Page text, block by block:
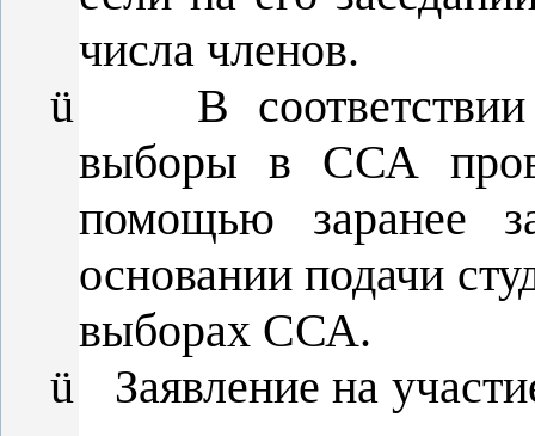
числа членов.
ü
В
выборы в ССА
помощью заранее
основании подачи
выборах ССА.
ü
Заявление на